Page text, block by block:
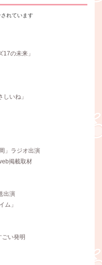
れています
の未来」
しいね」
」ラジオ出演
掲載取材
出演
ム」
い発明